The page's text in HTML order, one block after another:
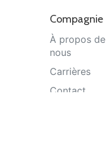
Compagnie
À propos de
nous
Carrières
Contact